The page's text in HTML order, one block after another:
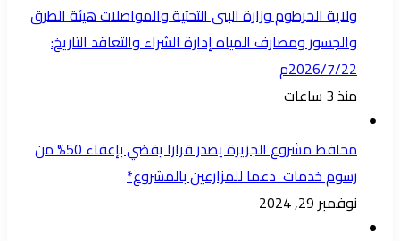
ولاية الخرطوم وزارة البنى التحتية والمواصلات هيئة الطرق
والجسور ومصارف المياه إدارة الشراء والتعاقد التاريخ:
2026/7/22م
منذ 3 ساعات
محافظ مشروع الجزيرة يصدر قرارا يقضي بإعفاء 50% من
رسوم خدمات دعما للمزارعين بالمشروع*
نوفمبر 29, 2024